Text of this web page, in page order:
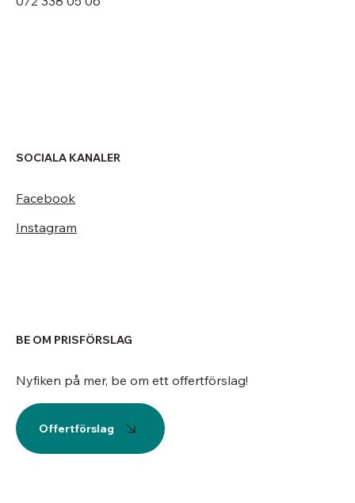
SOCIALA KANALER
Facebook
Instagram
BE OM PRISFÖRSLAG
Nyfiken på mer, be om ett offertförslag!
Offertförslag